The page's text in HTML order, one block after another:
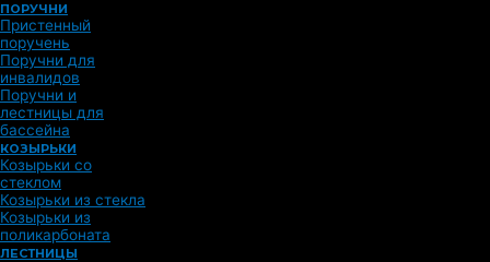
ПОРУЧНИ
Пристенный
поручень
Поручни для
инвалидов
Поручни и
лестницы для
бассейна
КОЗЫРЬКИ
Козырьки со
стеклом
Козырьки из стекла
Козырьки из
поликарбоната
ЛЕСТНИЦЫ